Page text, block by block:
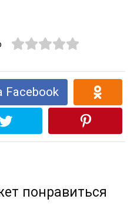
Facebook
понравиться